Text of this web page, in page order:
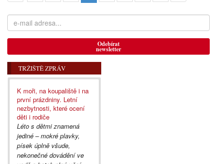
Odebírat
newsletter
TRŽIŠTĚ ZPRÁV
K moři, na koupaliště i na
první prázdniny. Letní
nezbytnosti, které ocení
děti i rodiče
Léto s dětmi znamená
jediné – mokré plavky,
písek úplně všude,
nekonečné dovádění ve